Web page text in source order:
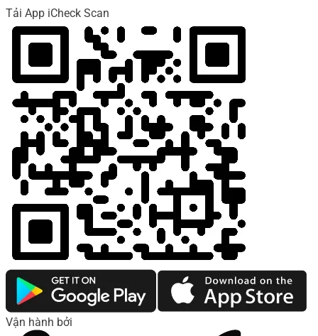
Tải App iCheck Scan
Vận hành bởi